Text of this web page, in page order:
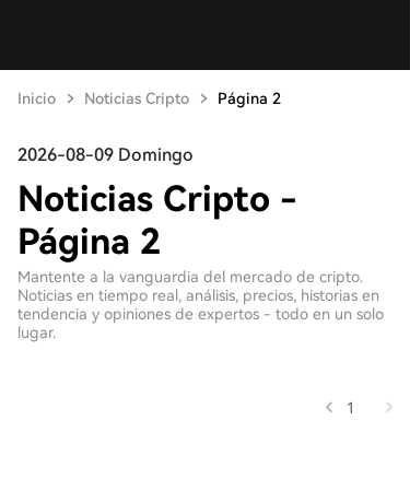
Inicio Noticias Cripto Página 2
2026-08-09 Domingo
Noticias Cripto -
Página 2
Mantente a la vanguardia del mercado de cripto.
Noticias en tiempo real, análisis, precios, historias en
tendencia y opiniones de expertos - todo en un solo
lugar.
1